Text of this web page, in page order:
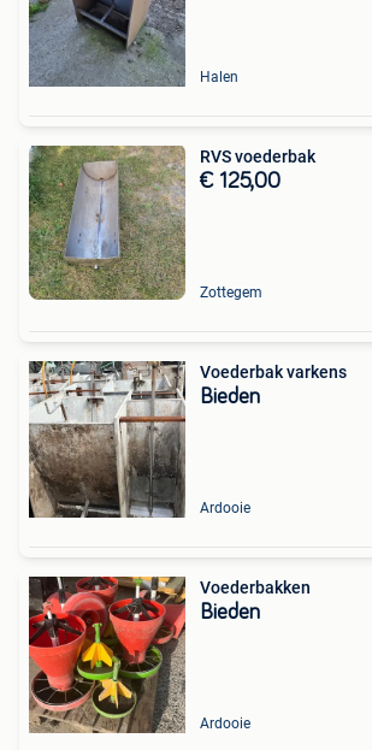
Halen
RVS voederbak
€ 125,00
Zottegem
Voederbak varkens
Bieden
Ardooie
Voederbakken
Bieden
Ardooie